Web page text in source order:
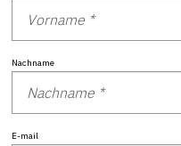
Nachname
E-mail